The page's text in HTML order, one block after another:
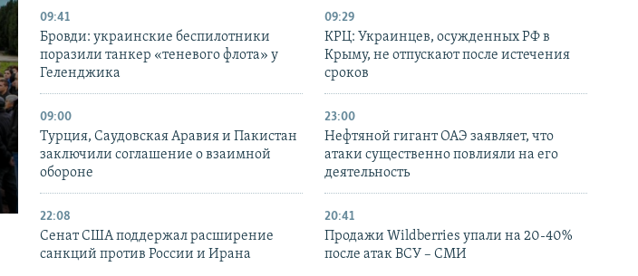
09:41
Бровди: украинские беспилотники
поразили танкер «теневого флота» у
Геленджика
09:29
КРЦ: Украинцев, осужденных РФ в
Крыму, не отпускают после истечения
сроков
09:00
Турция, Саудовская Аравия и Пакистан
заключили соглашение о взаимной
обороне
23:00
Нефтяной гигант ОАЭ заявляет, что
атаки существенно повлияли на его
деятельность
22:08
Сенат США поддержал расширение
санкций против России и Ирана
20:41
Продажи Wildberries упали на 20-40%
после атак ВСУ – СМИ